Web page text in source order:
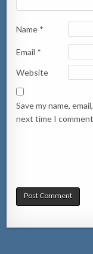
Name *
Email *
Website
Save my name,
next time I